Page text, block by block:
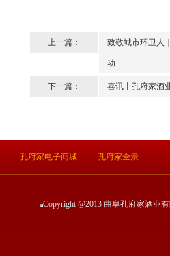
上一篇： 致敬城市环卫人
动
下一篇： 喜讯丨孔府家酒
孔府家电子商城 孔府家全景
Copyright @2013 曲阜孔府家酒业